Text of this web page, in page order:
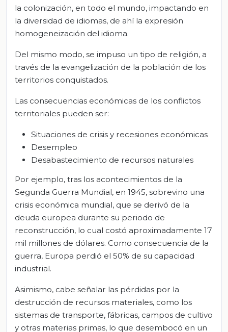
la colonización, en todo el mundo, impactando en
la diversidad de idiomas, de ahí la expresión
homogeneización del idioma.
Del mismo modo, se impuso un tipo de religión, a
través de la evangelización de la población de los
territorios conquistados.
Las consecuencias económicas de los conflictos
territoriales pueden ser:
Situaciones de crisis y recesiones económicas
Desempleo
Desabastecimiento de recursos naturales
Por ejemplo, tras los acontecimientos de la
Segunda Guerra Mundial, en 1945, sobrevino una
crisis económica mundial, que se derivó de la
deuda europea durante su periodo de
reconstrucción, lo cual costó aproximadamente 17
mil millones de dólares. Como consecuencia de la
guerra, Europa perdió el 50% de su capacidad
industrial.
Asimismo, cabe señalar las pérdidas por la
destrucción de recursos materiales, como los
sistemas de transporte, fábricas, campos de cultivo
y otras materias primas, lo que desembocó en un